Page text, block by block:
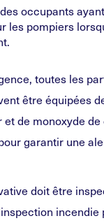
occupants
les pompiers
toutes les
être équipées
de monoxyde de
garantir une
doit être
incendie